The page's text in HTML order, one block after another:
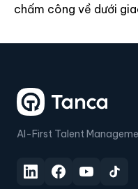
chấm công về dưới
AI-First Talent